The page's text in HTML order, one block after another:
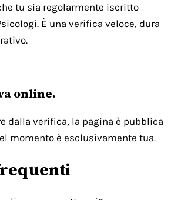
tu sia regolarmente iscritto
È una verifica veloce, dura
online.
dalla verifica, la pagina è pubblica
momento è esclusivamente tua.